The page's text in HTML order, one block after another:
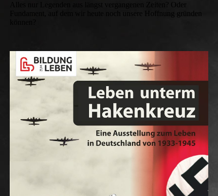
Alles nur Legenden aus längst vergangenen Zeiten? Oder
Fundament, auf dem wir heute noch unsere Hoffnung gründen